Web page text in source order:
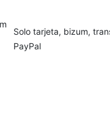
Solo tarjeta, bizum,
PayPal